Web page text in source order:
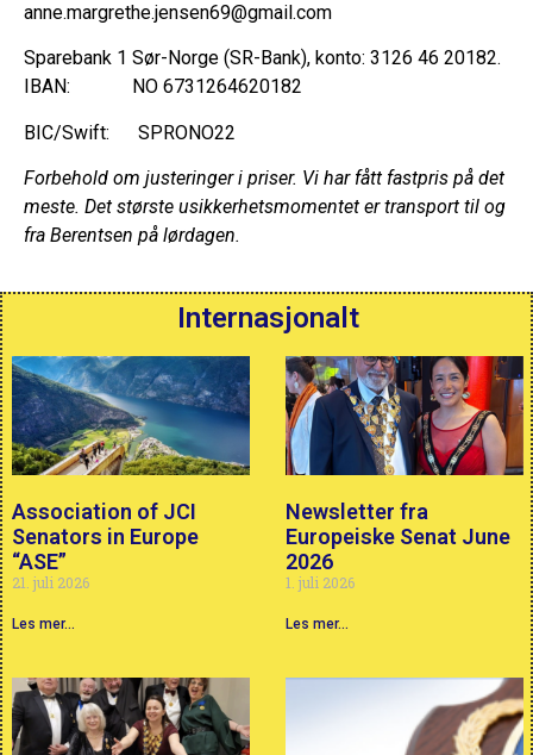
anne.margrethe.jensen69@gmail.com
Sparebank 1 Sør-Norge (SR-Bank), konto: 3126 46 20182.
IBAN: NO 6731264620182
BIC/Swift: SPRONO22
Forbehold om justeringer i priser. Vi har fått fastpris på det
meste. Det største usikkerhetsmomentet er transport til og
fra Berentsen på lørdagen.
Internasjonalt
Association of JCI
Senators in Europe
“ASE”
21. juli 2026
Les mer...
Newsletter fra
Europeiske Senat June
2026
1. juli 2026
Les mer...